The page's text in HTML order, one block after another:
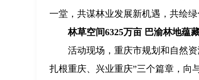
一堂，共谋林业发展新机遇，共绘绿
林草空间6325万亩 巴渝林地蕴
活动现场，重庆市规划和自然
扎根重庆、兴业重庆”三个篇章，向